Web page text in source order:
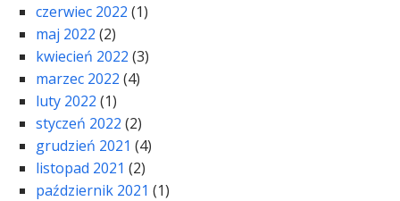
czerwiec 2022 (1)
maj 2022 (2)
kwiecień 2022 (3)
marzec 2022 (4)
luty 2022 (1)
styczeń 2022 (2)
grudzień 2021 (4)
listopad 2021 (2)
październik 2021 (1)